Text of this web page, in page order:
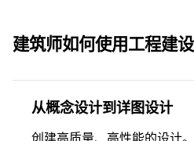
建筑师如何使用工程建
从概念设计到详图设计